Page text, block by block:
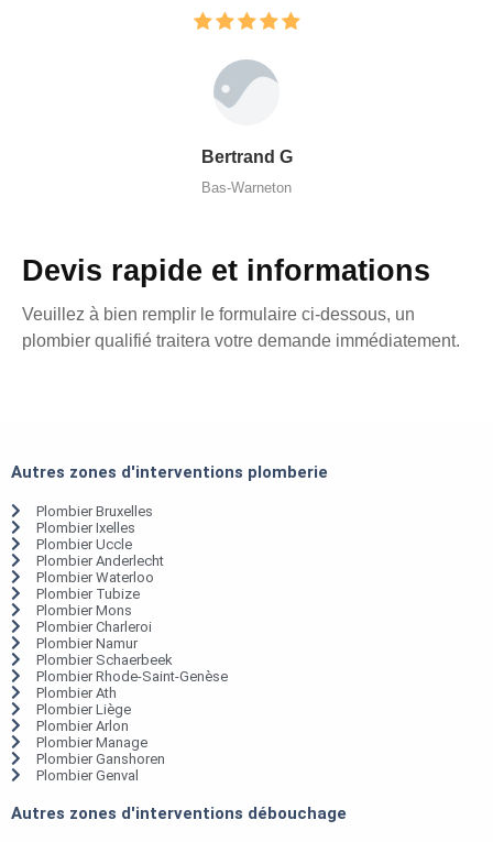
Bertrand G
Bas-Warneton
Devis rapide et informations
Veuillez à bien remplir le formulaire ci-dessous, un
plombier qualifié traitera votre demande immédiatement.
Autres zones d'interventions plomberie
Plombier Bruxelles
Plombier Ixelles
Plombier Uccle
Plombier Anderlecht
Plombier Waterloo
Plombier Tubize
Plombier Mons
Plombier Charleroi
Plombier Namur
Plombier Schaerbeek
Plombier Rhode-Saint-Genèse
Plombier Ath
Plombier Liège
Plombier Arlon
Plombier Manage
Plombier Ganshoren
Plombier Genval
Autres zones d'interventions débouchage